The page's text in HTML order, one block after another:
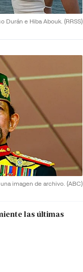
Durán e Hiba Abouk. (RRSS)
imagen de archivo. (ABC)
las últimas